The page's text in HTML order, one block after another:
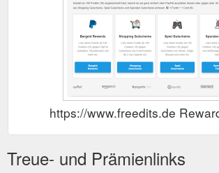
https://www.freedits.de
Treue- und Prämienlinks